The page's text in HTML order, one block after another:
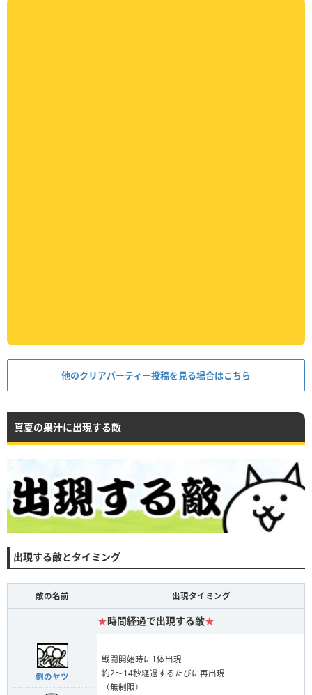
他のクリアパーティー投稿を見る場合はこちら
真夏の果汁に出現する敵
出現する敵とタイミング
敵の名前 出現タイミング
★時間経過で出現する敵★
例のヤツ
戦闘開始時に1体出現
約2～14秒経過するたびに再出現
（無制限）